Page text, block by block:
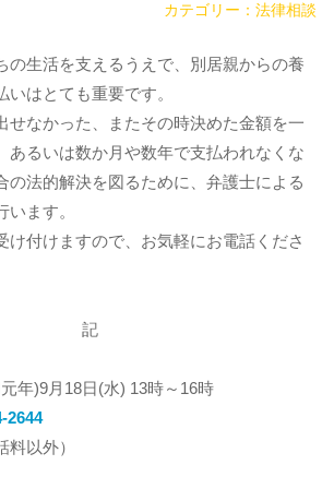
カテゴリー： 法律相談
の生活を支えるうえで、別居親からの養
はとても重要です。
せなかった、またその時決めた金額を一
あるいは数か月や数年で支払われなくな
の法的解決を図るために、弁護士による
ます。
け付けますので、お気軽にお電話くださ
記
年)9月18日(水) 13時～16時
2644
以外）